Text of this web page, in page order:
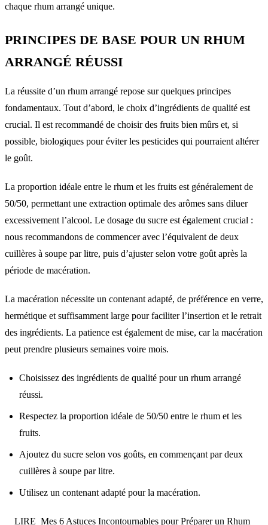
chaque rhum arrangé unique.
PRINCIPES DE BASE POUR UN RHUM
ARRANGÉ RÉUSSI
La réussite d’un rhum arrangé repose sur quelques principes
fondamentaux. Tout d’abord, le choix d’ingrédients de qualité est
crucial. Il est recommandé de choisir des fruits bien mûrs et, si
possible, biologiques pour éviter les pesticides qui pourraient altérer
le goût.
La proportion idéale entre le rhum et les fruits est généralement de
50/50, permettant une extraction optimale des arômes sans diluer
excessivement l’alcool. Le dosage du sucre est également crucial :
nous recommandons de commencer avec l’équivalent de deux
cuillères à soupe par litre, puis d’ajuster selon votre goût après la
période de macération.
La macération nécessite un contenant adapté, de préférence en verre,
hermétique et suffisamment large pour faciliter l’insertion et le retrait
des ingrédients. La patience est également de mise, car la macération
peut prendre plusieurs semaines voire mois.
Choisissez des ingrédients de qualité pour un rhum arrangé
réussi.
Respectez la proportion idéale de 50/50 entre le rhum et les
fruits.
Ajoutez du sucre selon vos goûts, en commençant par deux
cuillères à soupe par litre.
Utilisez un contenant adapté pour la macération.
LIRE Mes 6 Astuces Incontournables pour Préparer un Rhum